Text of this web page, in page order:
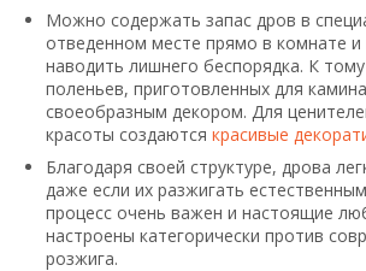
Можно содержать запас дров в
отведенном месте прямо в комнате и
наводить лишнего беспорядка. К
поленьев, приготовленных для
своеобразным декором. Для
красоты создаются красивые
Благодаря своей структуре, дрова
даже если их разжигать
процесс очень важен и настоящие
настроены категорически против
розжига.